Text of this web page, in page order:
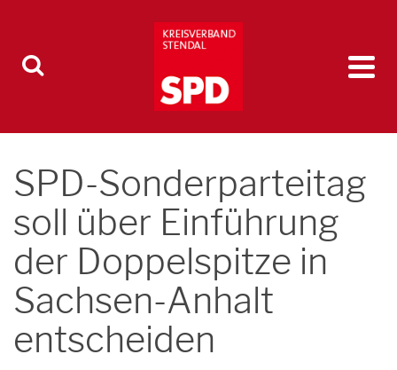
SPD-Sonderparteitag
soll über Einführung
der Doppelspitze in
Sachsen-Anhalt
entscheiden